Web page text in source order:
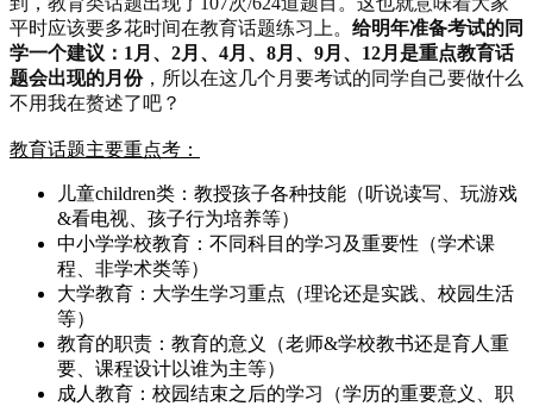
平时应该要多花时间在教育话题练习上。 给明年准备考试的同
学一个建议：1月、2月、4月、8月、9月、12月是重点教育话
题会出现的月份，所以在这几个月要考试的同学自己要做什么
不用我在赘述了吧？
教育话题主要重点考：
儿童children类：教授孩子各种技能（听说读写、玩游戏
&看电视、孩子行为培养等）
中小学学校教育：不同科目的学习及重要性（学术课
程、非学术类等）
大学教育：大学生学习重点（理论还是实践、校园生活
等）
教育的职责：教育的意义（老师&学校教书还是育人重
要、课程设计以谁为主等）
成人教育：校园结束之后的学习（学历的重要意义、职